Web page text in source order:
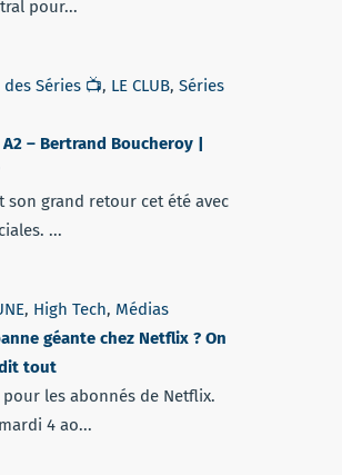
pour...
des Séries 📺, LE CLUB, Séries
A2 – Bertrand Boucheroy |
son grand retour cet été avec
...
, High Tech, Médias
géante chez Netflix ? On
tout
les abonnés de Netflix.
4 ao...